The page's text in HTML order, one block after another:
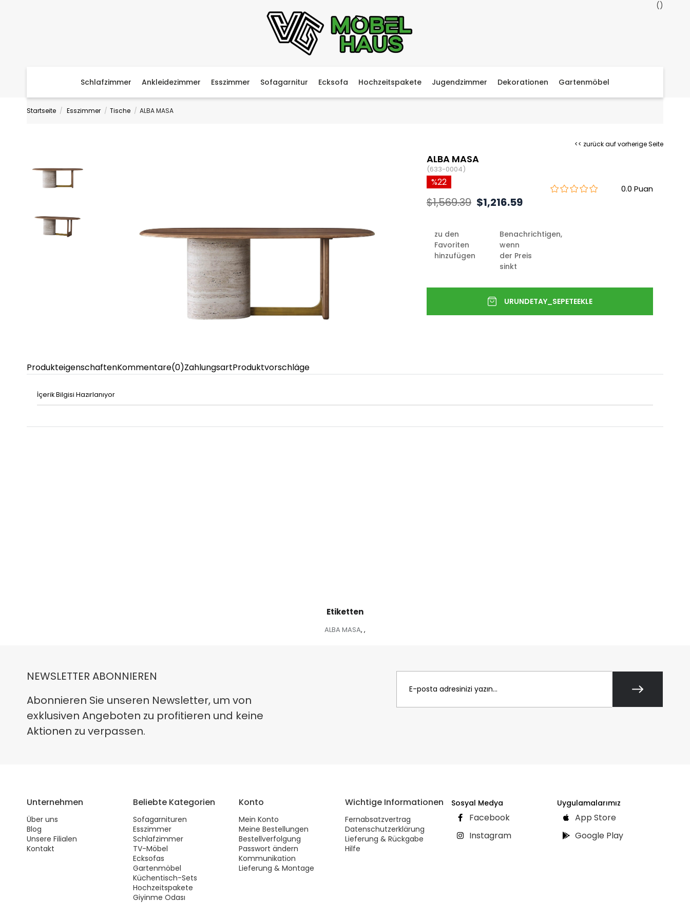
Schlafzimmer Ankleidezimmer Esszimmer Sofagarnitur Ecksofa Hochzeitspakete Jugendzimmer Dekorationen Gartenmöbel
Startseite Esszimmer Tische ALBA MASA
<< zurück auf vorherige Seite
ALBA MASA
(633-0004)
0.0
22
$1,569.39 $1,216.59
zu den
Favoriten
hinzufügen
Benachrichtigen,
wenn
der Preis
sinkt
ProdukteigenschaftenKommentare(0)ZahlungsartProduktvorschläge
İçerik Bilgisi Hazırlanıyor
Etiketten
ALBA MASA, ,
NEWSLETTER ABONNIEREN
Abonnieren Sie unseren Newsletter, um von
exklusiven Angeboten zu profitieren und keine
Aktionen zu verpassen.
Unternehmen
Über uns
Blog
Unsere Filialen
Kontakt
Beliebte Kategorien
Sofagarnituren
Esszimmer
Schlafzimmer
TV-Möbel
Ecksofas
Gartenmöbel
Küchentisch-Sets
Hochzeitspakete
Giyinme Odası
Konto
Mein Konto
Meine Bestellungen
Bestellverfolgung
Passwort ändern
Kommunikation
Lieferung & Montage
Wichtige Informationen
Fernabsatzvertrag
Datenschutzerklärung
Lieferung & Rückgabe
Hilfe
Sosyal Medya
Facebook
Instagram
Uygulamalarımız
App Store
Google Play